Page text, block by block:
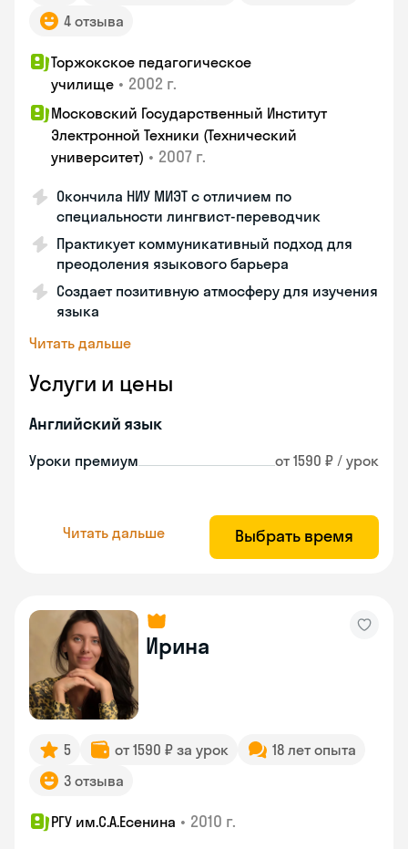
4 отзыва
Торжокское педагогическое
училище • 2002 г.
Московский Государственный Институт
Электронной Техники (Технический
университет) • 2007 г.
Окончила НИУ МИЭТ с отличием по
специальности лингвист-переводчик
Практикует коммуникативный подход для
преодоления языкового барьера
Создает позитивную атмосферу для изучения
языка
Читать дальше
Услуги и цены
Английский язык
Уроки премиум от 1590 ₽ / урок
Читать дальше Выбрать время
Ирина
5 от 1590 ₽ за урок
18 лет опыта
3 отзыва
РГУ им.С.А.Есенина • 2010 г.